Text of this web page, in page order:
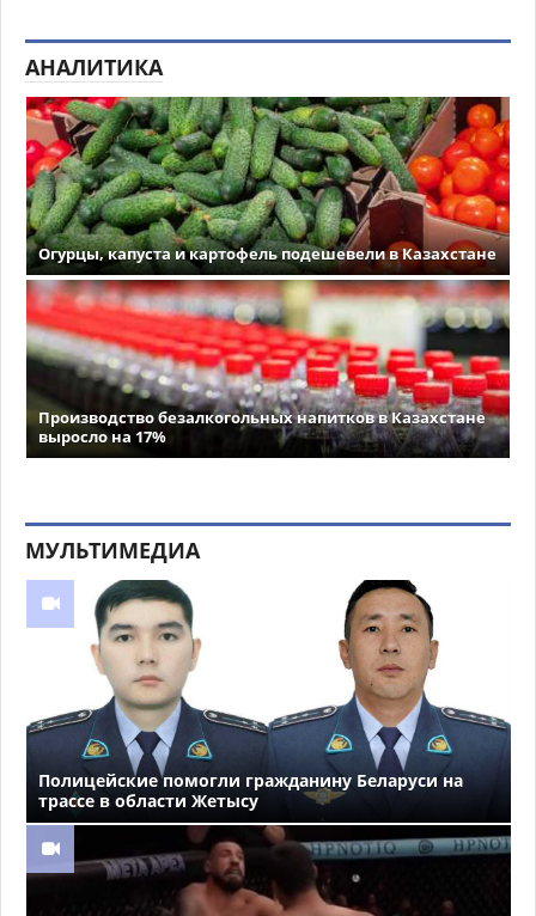
АНАЛИТИКА
Огурцы, капуста и картофель подешевели в Казахстане
Производство безалкогольных напитков в Казахстане
выросло на 17%
МУЛЬТИМЕДИА
Полицейские помогли гражданину Беларуси на
трассе в области Жетысу